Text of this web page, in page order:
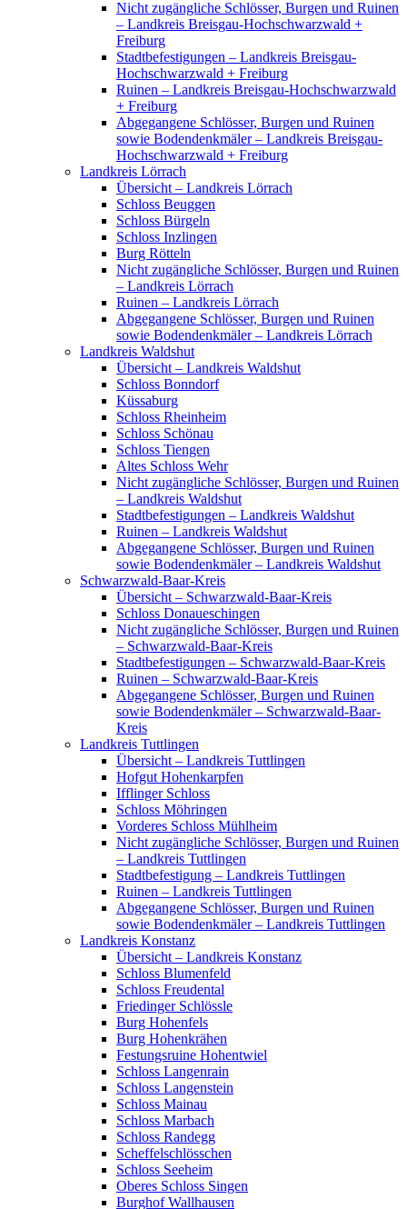
Nicht zugängliche Schlösser, Burgen und Ruinen
– Landkreis Breisgau-Hochschwarzwald +
Freiburg
Stadtbefestigungen – Landkreis Breisgau-
Hochschwarzwald + Freiburg
Ruinen – Landkreis Breisgau-Hochschwarzwald
+ Freiburg
Abgegangene Schlösser, Burgen und Ruinen
sowie Bodendenkmäler – Landkreis Breisgau-
Hochschwarzwald + Freiburg
Landkreis Lörrach
Übersicht – Landkreis Lörrach
Schloss Beuggen
Schloss Bürgeln
Schloss Inzlingen
Burg Rötteln
Nicht zugängliche Schlösser, Burgen und Ruinen
– Landkreis Lörrach
Ruinen – Landkreis Lörrach
Abgegangene Schlösser, Burgen und Ruinen
sowie Bodendenkmäler – Landkreis Lörrach
Landkreis Waldshut
Übersicht – Landkreis Waldshut
Schloss Bonndorf
Küssaburg
Schloss Rheinheim
Schloss Schönau
Schloss Tiengen
Altes Schloss Wehr
Nicht zugängliche Schlösser, Burgen und Ruinen
– Landkreis Waldshut
Stadtbefestigungen – Landkreis Waldshut
Ruinen – Landkreis Waldshut
Abgegangene Schlösser, Burgen und Ruinen
sowie Bodendenkmäler – Landkreis Waldshut
Schwarzwald-Baar-Kreis
Übersicht – Schwarzwald-Baar-Kreis
Schloss Donaueschingen
Nicht zugängliche Schlösser, Burgen und Ruinen
– Schwarzwald-Baar-Kreis
Stadtbefestigungen – Schwarzwald-Baar-Kreis
Ruinen – Schwarzwald-Baar-Kreis
Abgegangene Schlösser, Burgen und Ruinen
sowie Bodendenkmäler – Schwarzwald-Baar-
Kreis
Landkreis Tuttlingen
Übersicht – Landkreis Tuttlingen
Hofgut Hohenkarpfen
Ifflinger Schloss
Schloss Möhringen
Vorderes Schloss Mühlheim
Nicht zugängliche Schlösser, Burgen und Ruinen
– Landkreis Tuttlingen
Stadtbefestigung – Landkreis Tuttlingen
Ruinen – Landkreis Tuttlingen
Abgegangene Schlösser, Burgen und Ruinen
sowie Bodendenkmäler – Landkreis Tuttlingen
Landkreis Konstanz
Übersicht – Landkreis Konstanz
Schloss Blumenfeld
Schloss Freudental
Friedinger Schlössle
Burg Hohenfels
Burg Hohenkrähen
Festungsruine Hohentwiel
Schloss Langenrain
Schloss Langenstein
Schloss Mainau
Schloss Marbach
Schloss Randegg
Scheffelschlösschen
Schloss Seeheim
Oberes Schloss Singen
Burghof Wallhausen